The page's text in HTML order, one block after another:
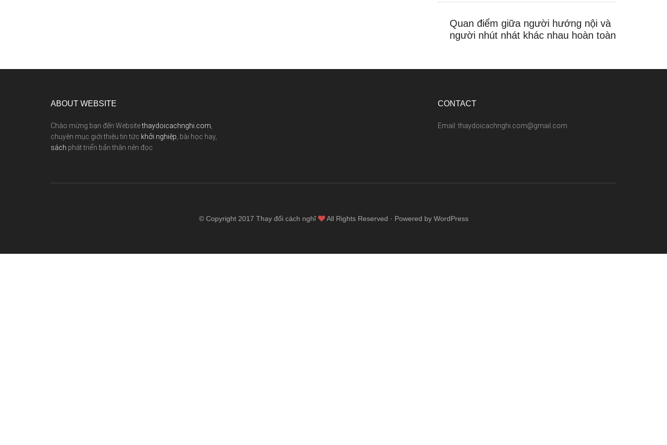
Quan điểm giữa người hướng nội và
người nhút nhát khác nhau hoàn toàn
ABOUT WEBSITE
Chào mừng bạn đến Websitethaydoicachnghi.com
chuyên mục giới thiệu tin tức khởi nghiệp , bài học hay,
sách phát triển bản thân nên đọc
CONTACT
Email: thaydoicachnghi.com@gmail.com
© Copyright 2017 Thay đổi cách nghĩ All Rights Reserved · Powered by WordPress